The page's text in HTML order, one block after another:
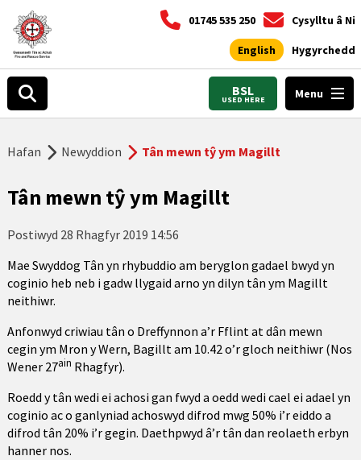
01745 535 250 Cysylltu â Ni
English Hygyrchedd
BSL
USED HERE Menu
Hafan Newyddion Tân mewn tŷ ym Magillt
Tân mewn tŷ ym Magillt
Postiwyd 28 Rhagfyr 2019 14:56
Mae Swyddog Tân yn rhybuddio am beryglon gadael bwyd yn
coginio heb neb i gadw llygaid arno yn dilyn tân ym Magillt
neithiwr.
Anfonwyd criwiau tân o Dreffynnon a’r Fflint at dân mewn
cegin ym Mron y Wern, Bagillt am 10.42 o’r gloch neithiwr (Nos
Wener 27ain Rhagfyr).
Roedd y tân wedi ei achosi gan fwyd a oedd wedi cael ei adael yn
coginio ac o ganlyniad achoswyd difrod mwg 50% i’r eiddo a
difrod tân 20% i’r gegin. Daethpwyd â’r tân dan reolaeth erbyn
hanner nos.